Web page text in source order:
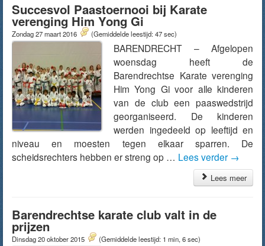
Succesvol Paastoernooi bij Karate
verenging Him Yong Gi
Zondag 27 maart 2016 (Gemiddelde leestijd: 47 sec)
BARENDRECHT – Afgelopen
woensdag heeft de
Barendrechtse Karate verenging
Him Yong Gi voor alle kinderen
van de club een paaswedstrijd
georganiseerd. De kinderen
werden ingedeeld op leeftijd en
niveau en moesten tegen elkaar sparren. De
scheidsrechters hebben er streng op … Lees verder →
Lees meer
Barendrechtse karate club valt in de
prijzen
Dinsdag 20 oktober 2015 (Gemiddelde leestijd: 1 min, 6 sec)